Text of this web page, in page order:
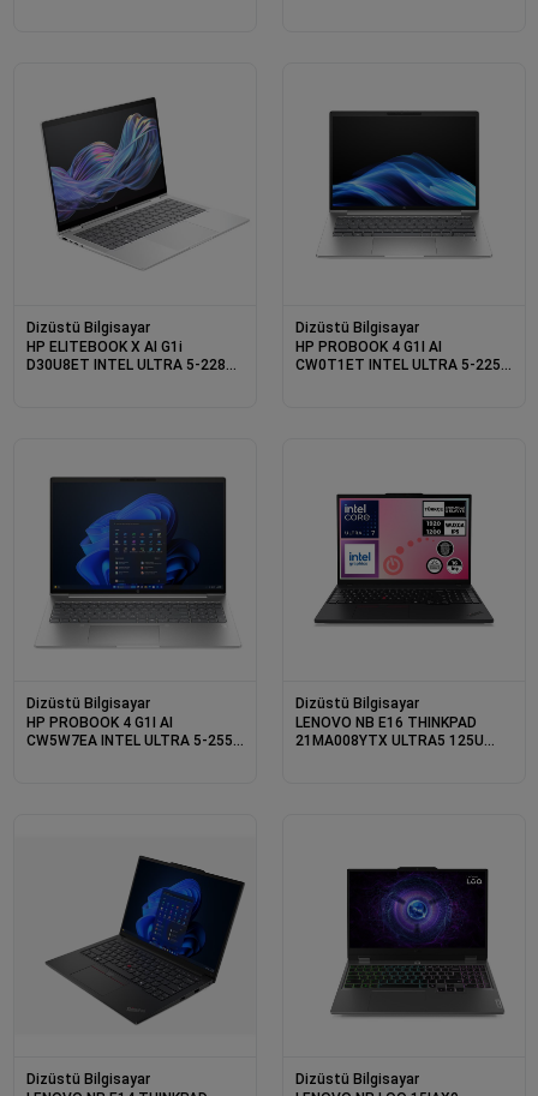
Dizüstü Bilgisayar
HP ELITEBOOK X AI G1i
D30U8ET INTEL ULTRA 5-228V
Dizüstü Bilgisayar
HP PROBOOK 4 G1I AI
CW0T1ET INTEL ULTRA 5-225U
Dizüstü Bilgisayar
HP PROBOOK 4 G1I AI
CW5W7EA INTEL ULTRA 5-255U
Dizüstü Bilgisayar
LENOVO NB E16 THINKPAD
21MA008YTX ULTRA5 125U
Dizüstü Bilgisayar
Dizüstü Bilgisayar